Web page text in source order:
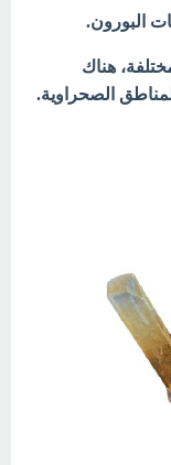
البورون.
هناك
الصحراوية.